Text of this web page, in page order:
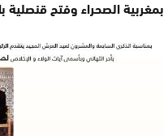
بمغربية الصحراء وفتح قنصلية